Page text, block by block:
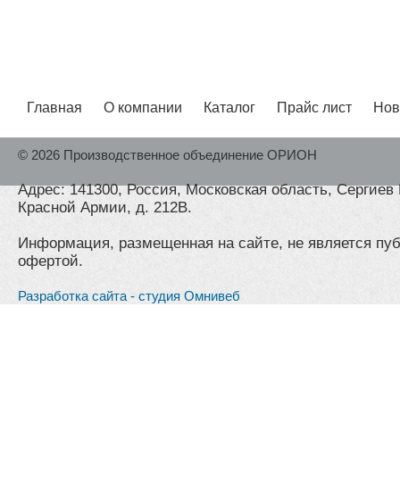
Главная О компании Каталог Прайс лист
© 2026 Производственное объединение ОРИОН
Адрес: 141300, Россия, Московская область,
Красной Армии, д. 212В.
Информация, размещенная на сайте, не является
офертой.
Разработка сайта - студия Омнивеб